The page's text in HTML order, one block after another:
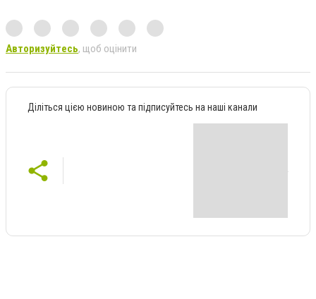
Авторизуйтесь, щоб оцінити
Діліться цією новиною та підписуйтесь на наші канали